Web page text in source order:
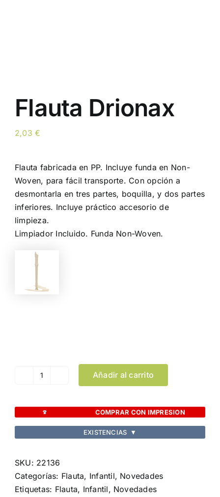
Flauta Drionax
2,03€
Flauta fabricada en PP. Incluye funda en Non-
Woven, para fácil transporte. Con opción a
desmontarla en tres partes, boquilla, y dos partes
inferiores. Incluye práctico accesorio de
limpieza.
Limpiador Incluido. Funda Non-Woven.
Flauta
cantidad
Añadir al carrito
COMPRAR CON IMPRESION
EXISTENCIAS ▼
SKU: 22136
Categorías: Flauta, Infantil, Novedades
Etiquetas: Flauta, Infantil, Novedades